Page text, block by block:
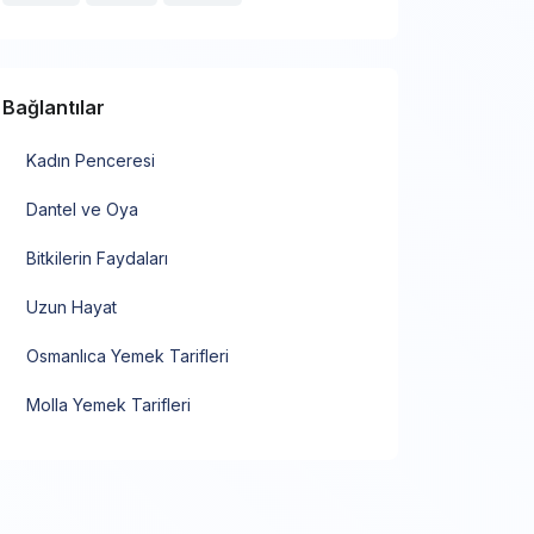
Bağlantılar
Kadın Penceresi
Dantel ve Oya
Bitkilerin Faydaları
Uzun Hayat
Osmanlıca Yemek Tarifleri
Molla Yemek Tarifleri